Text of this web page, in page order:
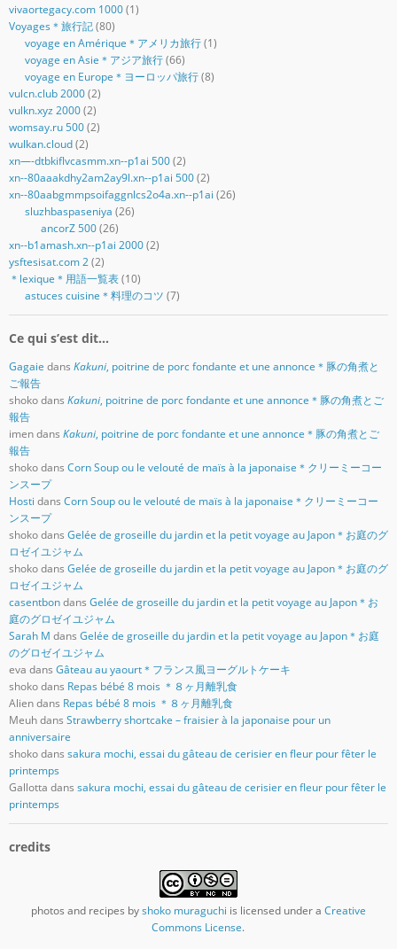
vivaortegacy.com 1000(1)
Voyages＊旅行記(80)
voyage en Amérique＊アメリカ旅行(1)
voyage en Asie＊アジア旅行(66)
voyage en Europe＊ヨーロッパ旅行(8)
vulcn.club 2000(2)
vulkn.xyz 2000(2)
womsay.ru 500(2)
wulkan.cloud(2)
xn—-dtbkiflvcasmm.xn--p1ai 500(2)
xn--80aaakdhy2am2ay9l.xn--p1ai 500(2)
xn--80aabgmmpsoifaggnlcs2o4a.xn--p1ai (26)
sluzhbaspaseniya (26)
ancorZ 500(26)
xn--b1amash.xn--p1ai 2000(2)
ysftesisat.com 2(2)
＊lexique＊用語一覧表(10)
astuces cuisine＊料理のコツ (7)
Ce qui s’est dit…
Gagaie dans Kakuni, poitrine de porc fondante et une annonce＊豚の角煮と
ご報告
shokodans Kakuni, poitrine de porc fondante et une annonce＊豚の角煮とご
報告
imendans Kakuni, poitrine de porc fondante et une annonce＊豚の角煮とご
報告
shokodans Corn Soup ou le velouté de maïs à la japonaise＊クリーミーコー
ンスープ
Hosti dans Corn Soup ou le velouté de maïs à la japonaise＊クリーミーコー
ンスープ
shokodans Gelée de groseille du jardin et la petit voyage au Japon＊お庭のグ
ロゼイユジャム
shokodans Gelée de groseille du jardin et la petit voyage au Japon＊お庭のグ
ロゼイユジャム
casentbondans Gelée de groseille du jardin et la petit voyage au Japon＊お
庭のグロゼイユジャム
Sarah M dans Gelée de groseille du jardin et la petit voyage au Japon＊お庭
のグロゼイユジャム
eva dans Gâteau au yaourt＊フランス風ヨーグルトケーキ
shokodans Repas bébé 8 mois ＊８ヶ月離乳食
Aliendans Repas bébé 8 mois ＊８ヶ月離乳食
Meuhdans Strawberry shortcake – fraisier à la japonaise pour un
anniversaire
shokodans sakura mochi, essai du gâteau de cerisier en fleur pour fêter le
printemps
Gallotta dans sakura mochi, essai du gâteau de cerisier en fleur pour fêter le
printemps
credits
photos and recipes byshoko muraguchi is licensed under a Creative
Commons License.